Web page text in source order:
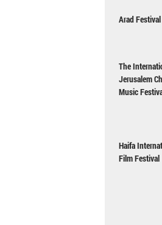
Arad Festival
The
Jerusalem
Music
Haifa
Film Festival